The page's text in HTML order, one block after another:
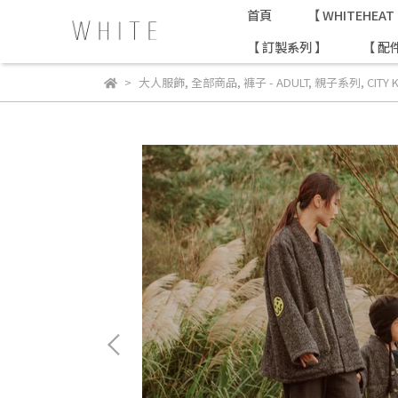
首頁
【
【 訂製系列 】
【
大人服飾, 全部商品, 褲子 - ADULT, 親子系列, CITY